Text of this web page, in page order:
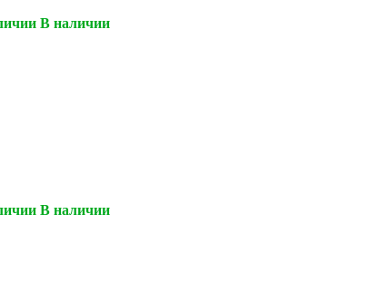
В наличии
В наличии